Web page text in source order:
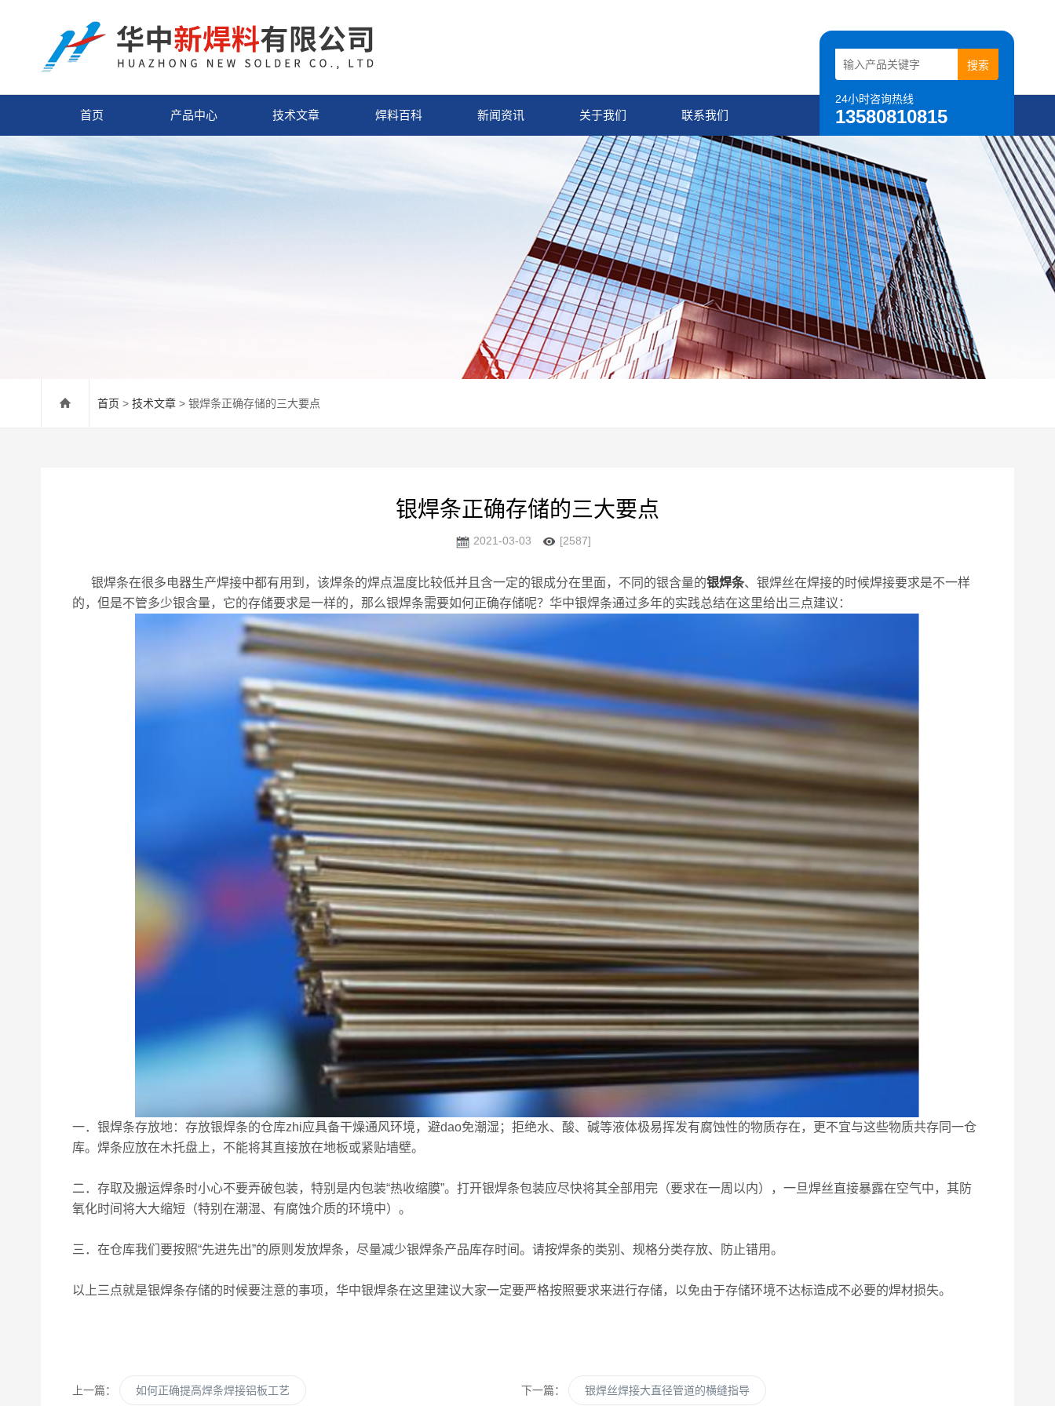
24小时咨询热线
13580810815
首页 产品中心 技术文章 焊料百科 新闻资讯 关于我们 联系我们
首页 > 技术文章 > 银焊条正确存储的三大要点
银焊条正确存储的三大要点
2021-03-03 [2587]
银焊条在很多电器生产焊接中都有用到，该焊条的焊点温度比较低并且含一定的银成分在里面，不同的银含量的银焊条、银焊丝在焊接的时候焊接要求是不一样
的，但是不管多少银含量，它的存储要求是一样的，那么银焊条需要如何正确存储呢？华中银焊条通过多年的实践总结在这里给出三点建议：
一．银焊条存放地：存放银焊条的仓库zhi应具备干燥通风环境，避dao免潮湿；拒绝水、酸、碱等液体极易挥发有腐蚀性的物质存在，更不宜与这些物质共存同一仓
库。焊条应放在木托盘上，不能将其直接放在地板或紧贴墙壁。
二．存取及搬运焊条时小心不要弄破包装，特别是内包装“热收缩膜”。打开银焊条包装应尽快将其全部用完（要求在一周以内），一旦焊丝直接暴露在空气中，其防
氧化时间将大大缩短（特别在潮湿、有腐蚀介质的环境中）。
三．在仓库我们要按照“先进先出”的原则发放焊条，尽量减少银焊条产品库存时间。请按焊条的类别、规格分类存放、防止错用。
以上三点就是银焊条存储的时候要注意的事项，华中银焊条在这里建议大家一定要严格按照要求来进行存储，以免由于存储环境不达标造成不必要的焊材损失。
上一篇： 如何正确提高焊条焊接铝板工艺 下一篇： 银焊丝焊接大直径管道的横缝指导